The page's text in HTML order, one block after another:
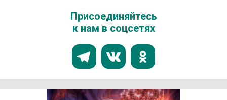
Присоединяйтесь
к нам в соцсетях